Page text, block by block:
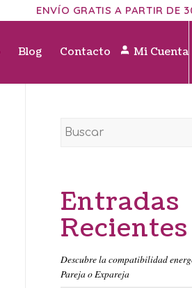
ENVÍO GRATIS A PARTIR DE
Blog Contacto Mi Cuenta
Entradas
Recientes
Descubre la compatibilidad
Pareja o Expareja